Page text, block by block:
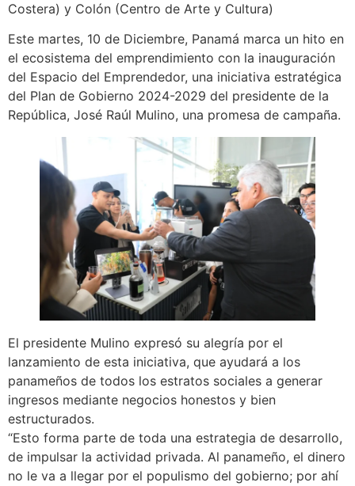
Costera) y Colón (Centro de Arte y Cultura)
Este martes, 10 de Diciembre, Panamá marca un hito en
el ecosistema del emprendimiento con la inauguración
del Espacio del Emprendedor, una iniciativa estratégica
del Plan de Gobierno 2024-2029 del presidente de la
República, José Raúl Mulino, una promesa de campaña.
El presidente Mulino expresó su alegría por el
lanzamiento de esta iniciativa, que ayudará a los
panameños de todos los estratos sociales a generar
ingresos mediante negocios honestos y bien
estructurados.
“Esto forma parte de toda una estrategia de desarrollo,
de impulsar la actividad privada. Al panameño, el dinero
no le va a llegar por el populismo del gobierno; por ahí